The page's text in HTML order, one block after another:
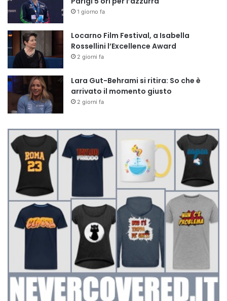
1 giorno fa
Locarno Film Festival, a Isabella
Rossellini l’Excellence Award
2 giorni fa
Lara Gut-Behrami si ritira: So che è
arrivato il momento giusto
2 giorni fa